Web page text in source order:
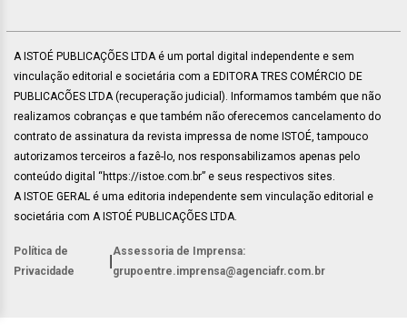
A ISTOÉ PUBLICAÇÕES LTDA é um portal digital independente e sem
vinculação editorial e societária com a EDITORA TRES COMÉRCIO DE
PUBLICACÕES LTDA (recuperação judicial). Informamos também que não
realizamos cobranças e que também não oferecemos cancelamento do
contrato de assinatura da revista impressa de nome ISTOÉ, tampouco
autorizamos terceiros a fazê-lo, nos responsabilizamos apenas pelo
conteúdo digital “https://istoe.com.br” e seus respectivos sites.
A ISTOE GERAL é uma editoria independente sem vinculação editorial e
societária com A ISTOÉ PUBLICAÇÕES LTDA.
Política de
Privacidade
Assessoria de Imprensa:
grupoentre.imprensa@agenciafr.com.br